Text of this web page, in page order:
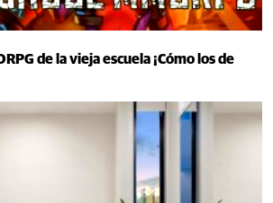
de la vieja escuela ¡Cómo los de